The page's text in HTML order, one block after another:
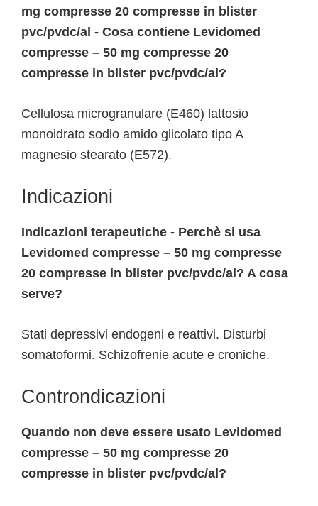
mg compresse 20 compresse in blister
pvc/pvdc/al - Cosa contiene Levidomed
compresse – 50 mg compresse 20
compresse in blister pvc/pvdc/al?
Cellulosa microgranulare (E460) lattosio
monoidrato sodio amido glicolato tipo A
magnesio stearato (E572).
Indicazioni
Indicazioni terapeutiche - Perchè si usa
Levidomed compresse – 50 mg compresse
20 compresse in blister pvc/pvdc/al? A cosa
serve?
Stati depressivi endogeni e reattivi. Disturbi
somatoformi. Schizofrenie acute e croniche.
Controndicazioni
Quando non deve essere usato Levidomed
compresse – 50 mg compresse 20
compresse in blister pvc/pvdc/al?